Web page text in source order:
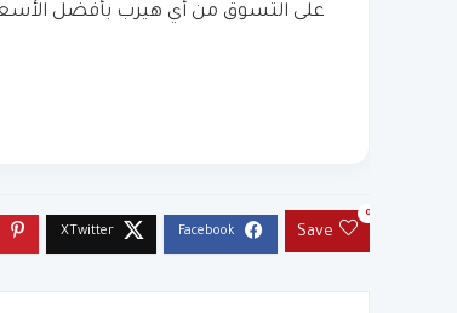
على التسوق من أي هيرب بأفضل
Save
0